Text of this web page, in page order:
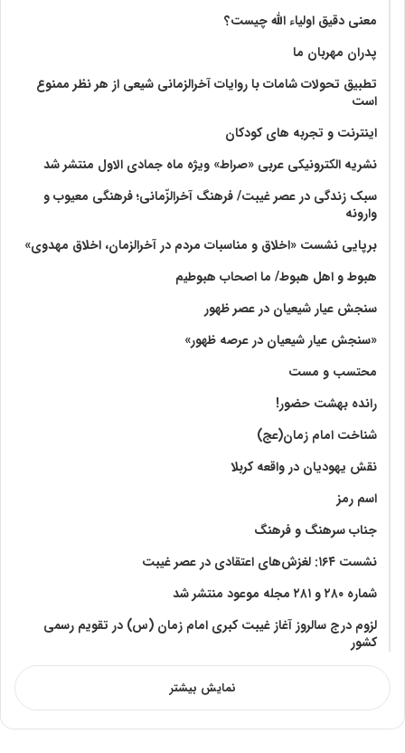
معنی دقیق اولیاء الله چیست؟
پدران مهربان ما
تطبیق تحولات شامات با روایات آخرالزمانی شیعی از هر نظر ممنوع
است
اینترنت و تجربه های کودکان
نشریه الکترونیکی عربی «صراط» ویژه ماه جمادی الاول منتشر شد
سبک زندگی در عصر غیبت/ فرهنگ آخرالزّمانی؛ فرهنگی معیوب و
وارونه
برپایی نشست «اخلاق و مناسبات مردم در آخرالزمان، اخلاق مهدوی»
هبوط و اهل هبوط/ ما اصحاب هبوطیم
سنجش عیار شیعیان در عصر ظهور
«سنجش عیار شیعیان در عرصه ظهور»
محتسب و مست
رانده بهشت‌ حضور!
شناخت امام زمان(عج)
نقش یهودیان در واقعه کربلا
اسم رمز
جناب سرهنگ و فرهنگ
نشست ۱۶۴: لغزش‌های اعتقادی در عصر غیبت
شماره ۲۸۰ و ۲۸۱ مجله موعود منتشر شد
لزوم درج سالروز آغاز غیبت کبری امام زمان (س) در تقویم رسمی
کشور
نمایش بیشتر